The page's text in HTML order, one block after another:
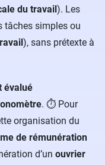
du travail). Les
tâches simples ou
), sans prétexte à
évalué
. ⏱ Pour
organisation du
de rémunération
d’un ouvrier